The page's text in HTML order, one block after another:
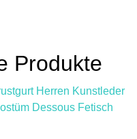
Produkte